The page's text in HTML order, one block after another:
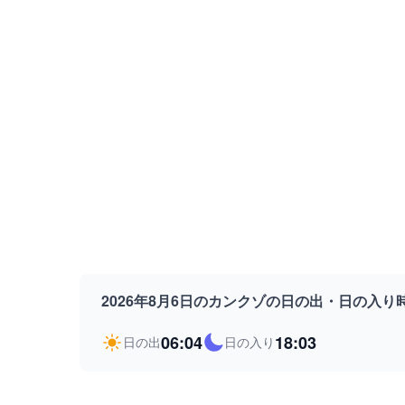
2026年8月6日のカンクゾの日の出・日の入り
日の出06:04 日の入り 18:03